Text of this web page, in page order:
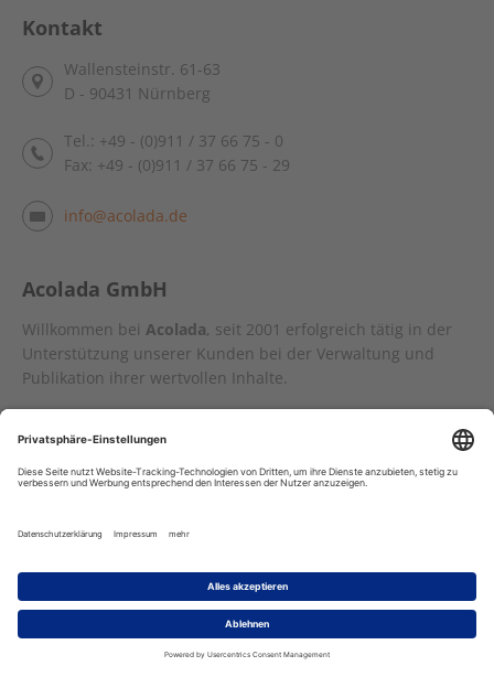
Kontakt
Wallensteinstr. 61-63
D - 90431 Nürnberg
Tel.: +49 - (0)911 / 37 66 75 - 0
Fax: +49 - (0)911 / 37 66 75 - 29
info@acolada.de
Acolada GmbH
Willkommen bei Acolada, seit 2001 erfolgreich tätig in der
Unterstützung unserer Kunden bei der Verwaltung und
Publikation ihrer wertvollen Inhalte.
Redaktionssystem bieten wir eine erstklassige Umgebung
für die Erstellung, Verwaltung und Publikation von Daten in
Mit dem Word-like XML-EditorSIMQINermöglichen wir die
Erstellung und Pflege von validen XML-Daten in einer
angenehmen Autorenoberfläche.
Die Content Delivery Plattform ist eine moderne